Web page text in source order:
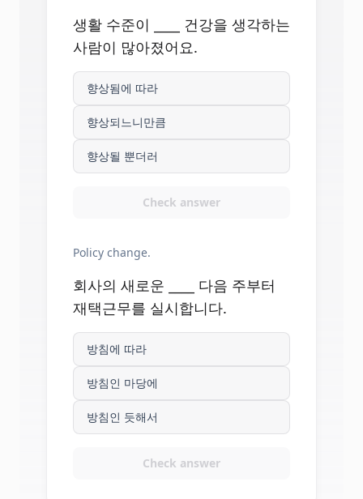
생활 수준이 ____ 건강을 생각하는
사람이 많아졌어요.
향상됨에 따라
향상되느니만큼
향상될 뿐더러
Check answer
Policy change.
회사의 새로운 ____ 다음 주부터
재택근무를 실시합니다.
방침에 따라
방침인 마당에
방침인 듯해서
Check answer